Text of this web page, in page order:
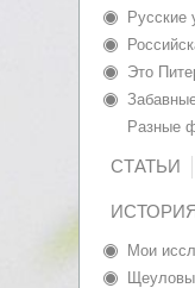
Русские
Это
Разные
СТАТЬИ
Мои
Щеуловы